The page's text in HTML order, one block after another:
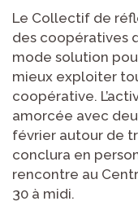
Le Collectif de
des coopératives
mode solution
mieux exploiter
coopérative.
amorcée avec
février autour de
conclura en
rencontre au
30 à midi.